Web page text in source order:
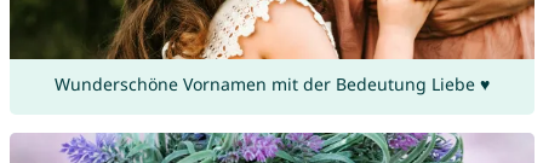
Wunderschöne Vornamen mit der Bedeutung Liebe ♥